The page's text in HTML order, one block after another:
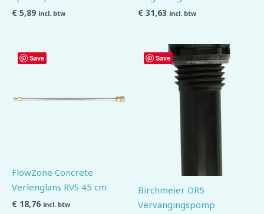
€ 5,89 incl. btw € 31,63 incl. btw
Save
FlowZone Concrete
Verlenglans RVS 45 cm
€ 18,76 incl. btw
Save
Birchmeier DR5
Vervangingspomp